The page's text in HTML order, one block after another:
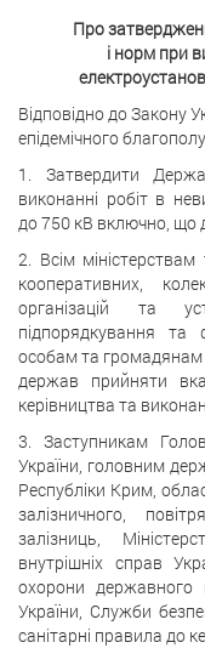
Про
і норм при
Відповідно до Закону
епідемічного
1. Затвердити
виконанні робіт в
до 750 кВ включно, що
2. Всім
кооперативних,
організацій та
підпорядкування
особам та громадянам
держав прийняти
керівництва та
3. Заступникам
України, головним
Республіки Крим,
залізничного,
залізниць,
внутрішніх справ
охорони державного
України, Служби
санітарні правила до